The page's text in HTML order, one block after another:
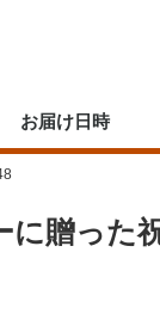
お届け日時
に贈った